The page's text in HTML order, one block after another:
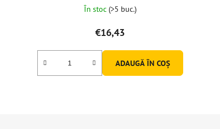
În stoc (>5 buc.)
€16,43
ADAUGĂ ÎN COŞ